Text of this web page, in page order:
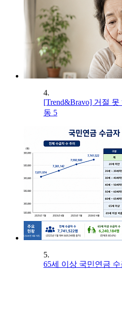
4.
[Trend&Bravo] 거절
동 5
5.
65세 이상 국민연금 수